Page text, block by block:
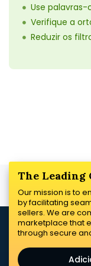
Use
Verifique a
Reduzir os
The Leading
Our mission is to
by facilitating
sellers. We are
marketplace that
through secure